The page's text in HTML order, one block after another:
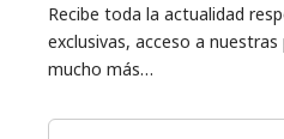
Recibe toda la actualidad
exclusivas, acceso a
mucho más…